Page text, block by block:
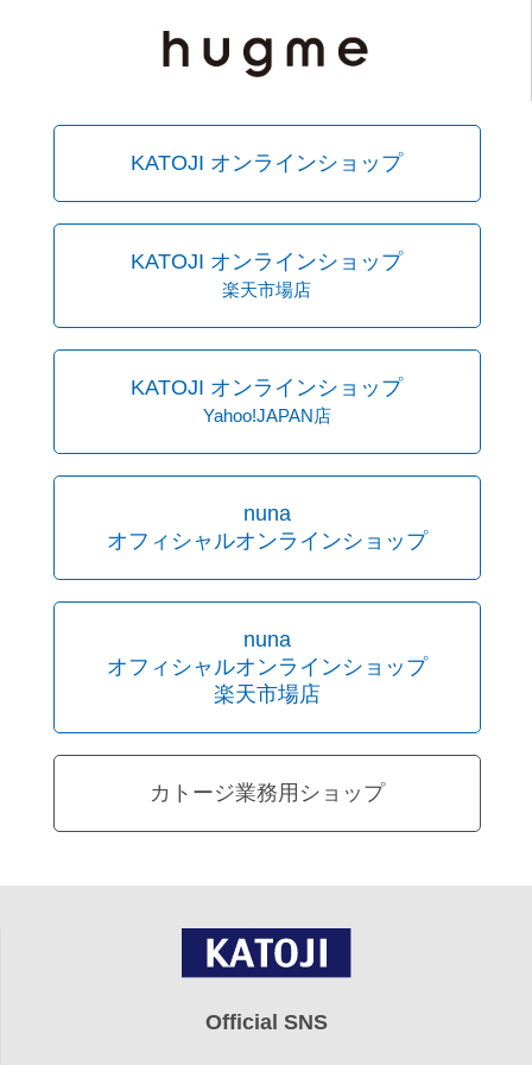
KATOJI オンラインショップ
KATOJI オンラインショップ
楽天市場店
KATOJI オンラインショップ
Yahoo!JAPAN店
nuna
オフィシャルオンラインショップ
nuna
オフィシャルオンラインショップ
楽天市場店
カトージ業務用ショップ
Official SNS